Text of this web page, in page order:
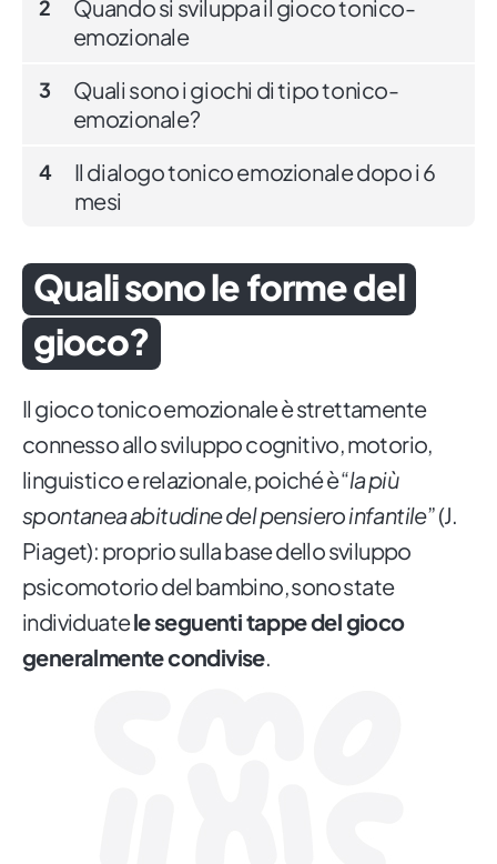
2
Quando si sviluppa il gioco tonico-
emozionale
3
Quali sono i giochi di tipo tonico-
emozionale?
4
Il dialogo tonico emozionale dopo i 6
mesi
Quali sono le forme del
gioco?
Il gioco tonico emozionale è strettamente
connesso allo sviluppo cognitivo, motorio,
linguistico e relazionale, poiché è “la più
spontanea abitudine del pensiero infantile” (J.
Piaget): proprio sulla base dello sviluppo
psicomotorio del bambino, sono state
individuatele seguenti tappe del gioco
generalmente condivise.